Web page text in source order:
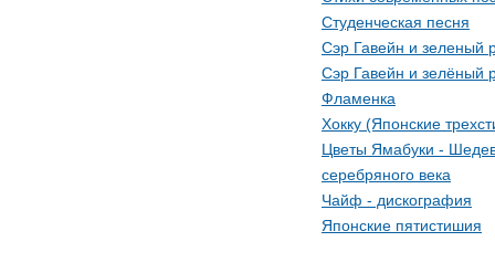
Студенческая песня
Сэр Гавейн и зеленый
Сэр Гавейн и зелёный
Фламенка
Хокку (Японские
Цветы Ямабуки -
серебряного века
Чайф - дискография
Японские пятистишия